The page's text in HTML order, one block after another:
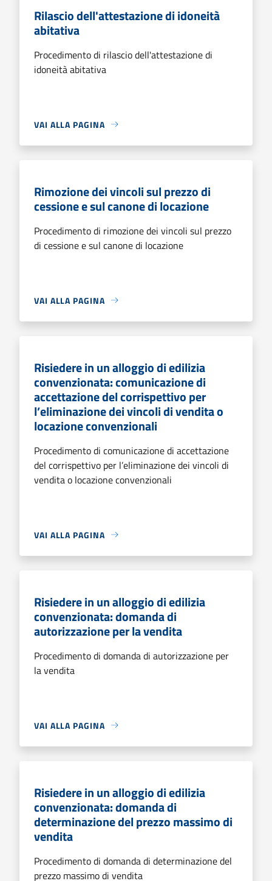
Rilascio dell'attestazione di idoneità
abitativa
Procedimento di rilascio dell'attestazione di
idoneità abitativa
VAI ALLA PAGINA
Rimozione dei vincoli sul prezzo di
cessione e sul canone di locazione
Procedimento di rimozione dei vincoli sul prezzo
di cessione e sul canone di locazione
VAI ALLA PAGINA
Risiedere in un alloggio di edilizia
convenzionata: comunicazione di
accettazione del corrispettivo per
l’eliminazione dei vincoli di vendita o
locazione convenzionali
Procedimento di comunicazione di accettazione
del corrispettivo per l’eliminazione dei vincoli di
vendita o locazione convenzionali
VAI ALLA PAGINA
Risiedere in un alloggio di edilizia
convenzionata: domanda di
autorizzazione per la vendita
Procedimento di domanda di autorizzazione per
la vendita
VAI ALLA PAGINA
Risiedere in un alloggio di edilizia
convenzionata: domanda di
determinazione del prezzo massimo di
vendita
Procedimento di domanda di determinazione del
prezzo massimo di vendita